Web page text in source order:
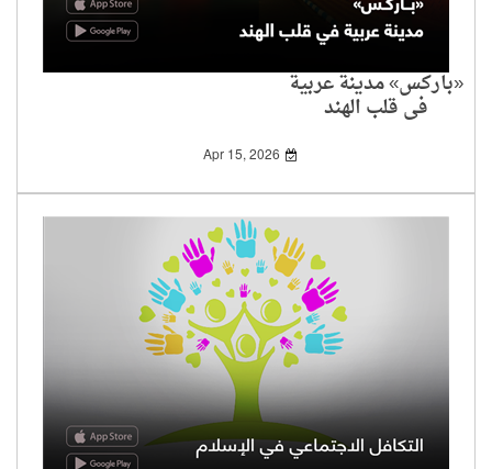
«باركس» مدينة عربية
في قلب الهند
Apr 15, 2026